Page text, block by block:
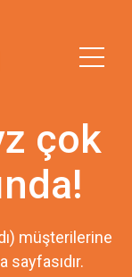
çok
müşterilerine
sayfasıdır.